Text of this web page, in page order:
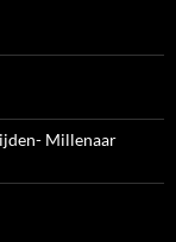
Millenaar